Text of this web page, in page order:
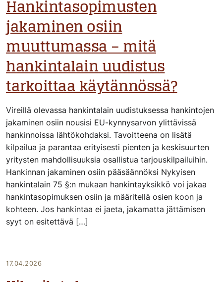
Hankintasopimusten
jakaminen osiin
muuttumassa – mitä
hankintalain uudistus
tarkoittaa käytännössä?
Vireillä olevassa hankintalain uudistuksessa hankintojen
jakaminen osiin nousisi EU-kynnysarvon ylittävissä
hankinnoissa lähtökohdaksi. Tavoitteena on lisätä
kilpailua ja parantaa erityisesti pienten ja keskisuurten
yritysten mahdollisuuksia osallistua tarjouskilpailuihin.
Hankinnan jakaminen osiin pääsäännöksi Nykyisen
hankintalain 75 §:n mukaan hankintayksikkö voi jakaa
hankintasopimuksen osiin ja määritellä osien koon ja
kohteen. Jos hankintaa ei jaeta, jakamatta jättämisen
syyt on esitettävä […]
17.04.2026